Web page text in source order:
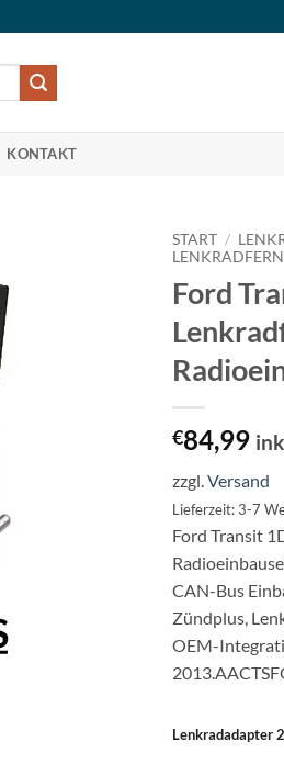
KONTAKT
START /
Ford
€84,99
zzgl. Versand
Lieferzeit: 3-7
Ford Transit
CAN-Bus
Zündplus,
OEM-
Lenkradadapter